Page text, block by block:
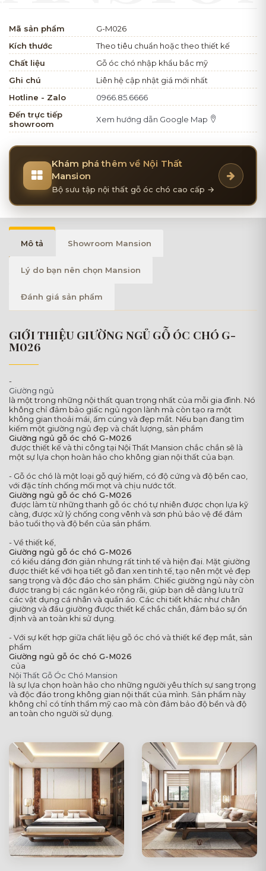
Mã sản phẩm
G-M026
Kích thước
Theo tiêu chuẩn hoặc theo thiết kế
Chất liệu
Gỗ óc chó nhập khẩu bắc mỹ
Ghi chú
Liên hệ cập nhật giá mới nhất
Hotline - Zalo
0966.85.6666
Đến trực tiếp
showroom
Xem hướng dẫn Google Map
Khám phá thêm về Nội Thất
Mansion
Bộ sưu tập nội thất gỗ óc chó cao cấp →
Mô tả Showroom Mansion
Lý do bạn nên chọn Mansion
Đánh giá sản phẩm
GIỚI THIỆU GIƯỜNG NGỦ GỖ ÓC CHÓ G-
M026
-
Giường ngủ
là một trong những nội thất quan trọng nhất của mỗi gia đình. Nó
không chỉ đảm bảo giấc ngủ ngon lành mà còn tạo ra một
không gian thoải mái, ấm cúng và đẹp mắt. Nếu bạn đang tìm
kiếm một giường ngủ đẹp và chất lượng, sản phẩm
Giường ngủ gỗ óc chó G-M026
được thiết kế và thi công tại Nội Thất Mansion chắc chắn sẽ là
một sự lựa chọn hoàn hảo cho không gian nội thất của bạn.
- Gỗ óc chó là một loại gỗ quý hiếm, có độ cứng và độ bền cao,
với đặc tính chống mối mọt và chịu nước tốt.
Giường ngủ gỗ óc chó G-M026
được làm từ những thanh gỗ óc chó tự nhiên được chọn lựa kỹ
càng, được xử lý chống cong vênh và sơn phủ bảo vệ để đảm
bảo tuổi thọ và độ bền của sản phẩm.
- Về thiết kế,
Giường ngủ gỗ óc chó G-M026
có kiểu dáng đơn giản nhưng rất tinh tế và hiện đại. Mặt giường
được thiết kế với họa tiết gỗ đan xen tinh tế, tạo nên một vẻ đẹp
sang trọng và độc đáo cho sản phẩm. Chiếc giường ngủ này còn
được trang bị các ngăn kéo rộng rãi, giúp bạn dễ dàng lưu trữ
các vật dụng cá nhân và quần áo. Các chi tiết khác như chân
giường và đầu giường được thiết kế chắc chắn, đảm bảo sự ổn
định và an toàn khi sử dụng.
- Với sự kết hợp giữa chất liệu gỗ óc chó và thiết kế đẹp mắt, sản
phẩm
Giường ngủ gỗ óc chó G-M026
của
Nội Thất Gỗ Óc Chó Mansion
là sự lựa chọn hoàn hảo cho những người yêu thích sự sang trọng
và độc đáo trong không gian nội thất của mình. Sản phẩm này
không chỉ có tính thẩm mỹ cao mà còn đảm bảo độ bền và độ
an toàn cho người sử dụng.